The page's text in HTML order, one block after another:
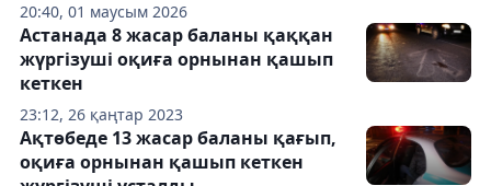
20:40, 01 маусым 2026
23:12, 26 қаңтар 2023
Астанада 8 жасар баланы қаққан
жүргізуші оқиға орнынан қашып
кеткен
Ақтөбеде 13 жасар баланы қағып,
оқиға орнынан қашып кеткен